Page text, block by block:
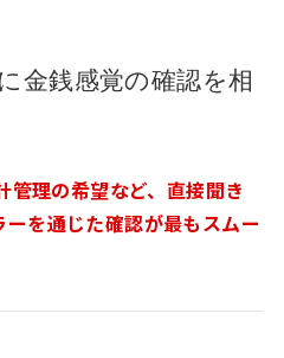
金銭感覚の確認を相
管理の希望など、直接聞き
を通じた確認が最もスムー